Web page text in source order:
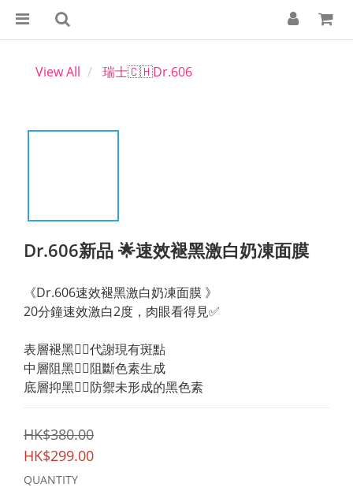
View All 瑞士🇨🇭Dr.606
Dr.606新品 🌟速效褪黑激白奶凍面膜
《Dr.606速效褪黑激白奶凍面膜 》
20分鐘速效激白2度，肉眼看得見✅
表層褪黑👉🏻代謝現有斑點
中層阻黑👉🏻阻斷色素生成
底層抑黑👉🏻防禦未形成的黑色素
HK$380.00
HK$299.00
QUANTITY